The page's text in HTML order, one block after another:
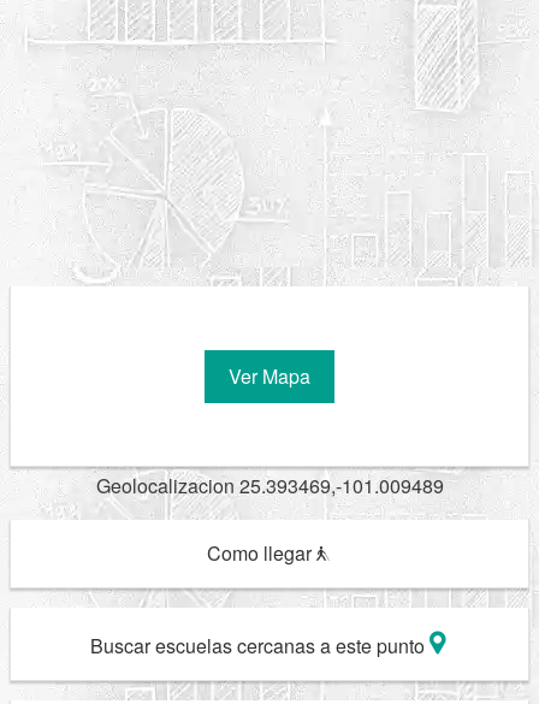
Ver Mapa
Geolocalizacion 25.393469,-101.009489
Como llegar
Buscar escuelas cercanas a este punto